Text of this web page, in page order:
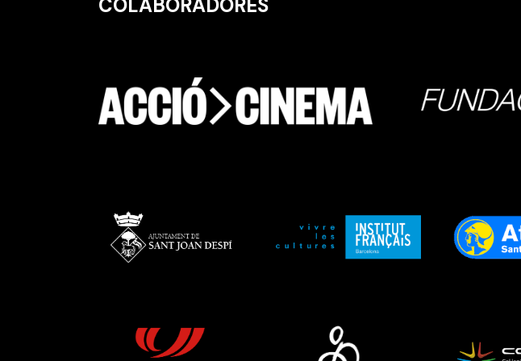
COLABORADORES